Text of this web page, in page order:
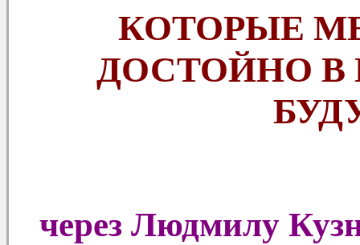
КОТОРЫЕ
ДОСТОЙНО
через Людмилу